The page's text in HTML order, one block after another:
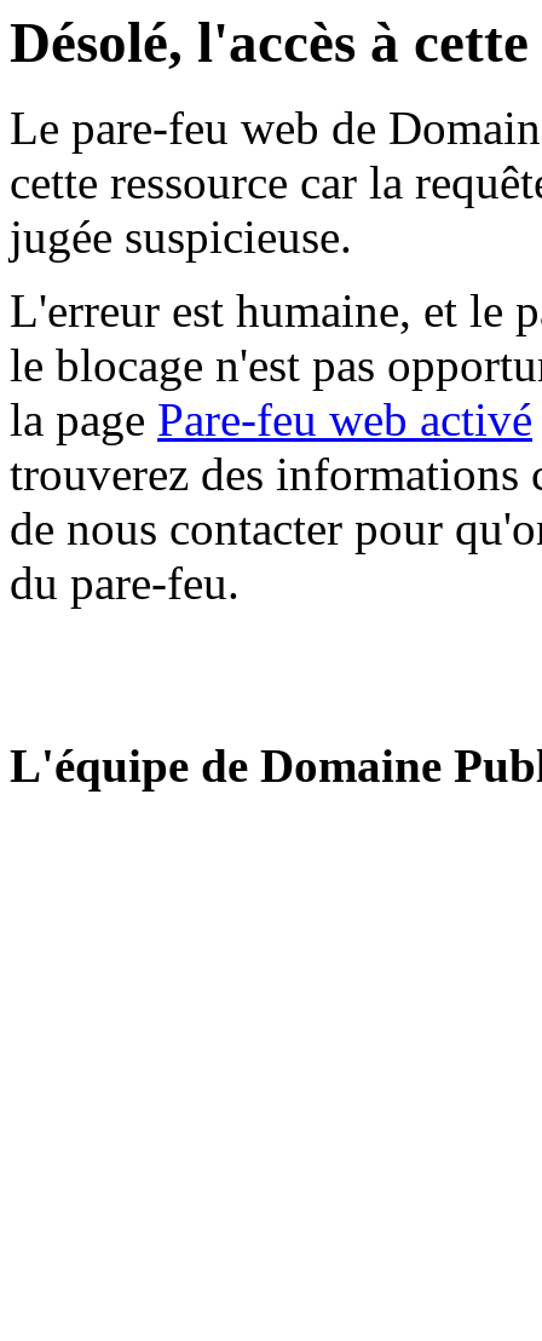
Désolé, l'accès à
Le pare-feu web de
cette ressource car la
jugée suspicieuse.
L'erreur est humaine, et le
le blocage n'est pas
la page Pare-feu web activé
trouverez des informations
de nous contacter pour
du pare-feu.
L'équipe de Domaine